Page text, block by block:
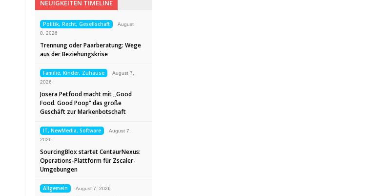
NEUIGKEITEN TIMELINE
Politik, Recht, Gesellschaft
August
8, 2026
Trennung oder Paarberatung: Wege
aus der Beziehungskrise
Familie, Kinder, Zuhause
August 7,
2026
Josera Petfood macht mit „Good
Food. Good Poop“ das große
Geschäft zur Markenbotschaft
IT, NewMedia, Software
August 7,
2026
SourcingBlox startet CentaurNexus:
Operations-Plattform für Zscaler-
Umgebungen
Allgemein August 7, 2026